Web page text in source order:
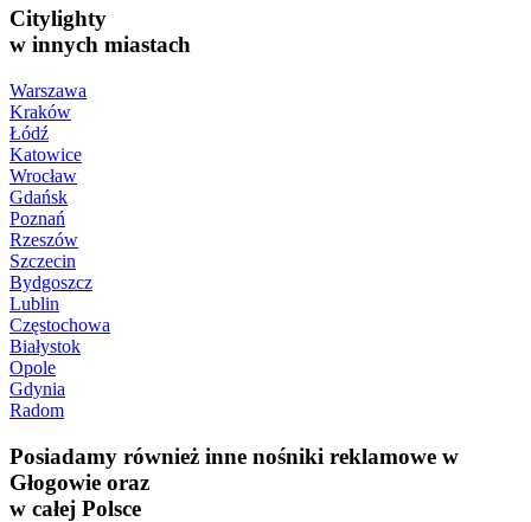
Citylighty
w innych miastach
Warszawa
Kraków
Łódź
Katowice
Wrocław
Gdańsk
Poznań
Rzeszów
Szczecin
Bydgoszcz
Lublin
Częstochowa
Białystok
Opole
Gdynia
Radom
Posiadamy również inne nośniki reklamowe w
Głogowie oraz
w całej Polsce